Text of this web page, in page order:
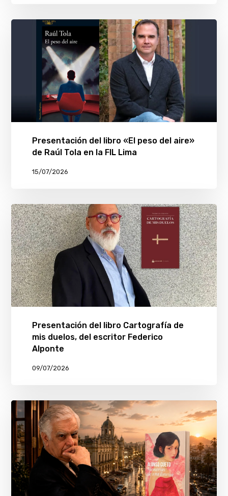
Presentación del libro «El peso del aire»
de Raúl Tola en la FIL Lima
15/07/2026
Presentación del libro Cartografía de
mis duelos, del escritor Federico
Alponte
09/07/2026